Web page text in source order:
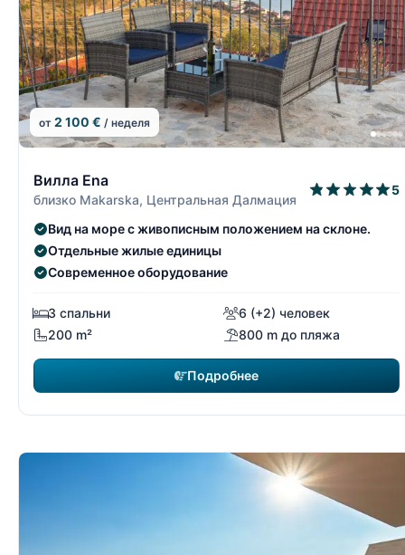
от 2 100 € / неделя
Вилла Ena
близко Makarska, Центральная Далмация
5
Вид на море с живописным положением на склоне.
Отдельные жилые единицы
Современное оборудование
3 спальни
6 (+2) человек
200 m²
800 m до пляжа
Подробнее